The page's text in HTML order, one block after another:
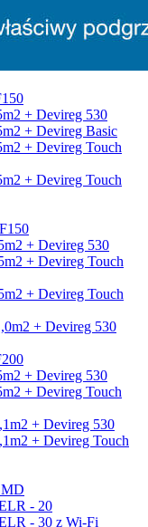
+ Devireg 530
+ Devireg Basic
+ Devireg Touch
+ Devireg Touch
+ Devireg 530
+ Devireg Touch
+ Devireg Touch
+ Devireg 530
+ Devireg 530
+ Devireg Touch
+ Devireg 530
+ Devireg Touch
- 20
- 30 z Wi-Fi